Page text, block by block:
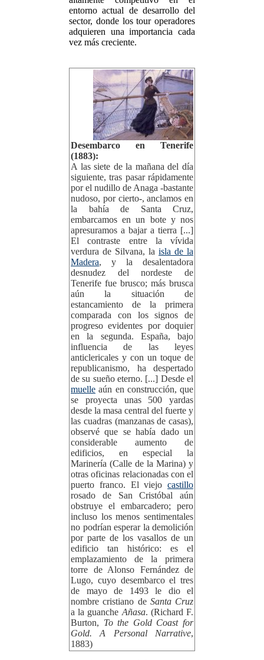
entorno actual de desarrollo del
sector, donde los tour operadores
adquieren una importancia cada
vez más creciente.
Desembarco en Tenerife
(1883):
A las siete de la mañana del día
siguiente, tras pasar rápidamente
por el nudillo de Anaga -bastante
nudoso, por cierto-, anclamos en
la bahía de Santa Cruz,
embarcamos en un bote y nos
apresuramos a bajar a tierra [...]
El contraste entre la vívida
verdura de Silvana, la isla de la
Madera, y la desalentadora
desnudez del nordeste de
Tenerife fue brusco; más brusca
aún la situación de
estancamiento de la primera
comparada con los signos de
progreso evidentes por doquier
en la segunda. España, bajo
influencia de las leyes
anticlericales y con un toque de
republicanismo, ha despertado
de su sueño eterno. [...] Desde el
muelle aún en construcción, que
se proyecta unas 500 yardas
desde la masa central del fuerte y
las cuadras (manzanas de casas),
observé que se había dado un
considerable aumento de
edificios, en especial la
Marinería (Calle de la Marina) y
otras oficinas relacionadas con el
puerto franco. El viejo castillo
rosado de San Cristóbal aún
obstruye el embarcadero; pero
incluso los menos sentimentales
no podrían esperar la demolición
por parte de los vasallos de un
edificio tan histórico: es el
emplazamiento de la primera
torre de Alonso Fernández de
Lugo, cuyo desembarco el tres
de mayo de 1493 le dio el
nombre cristiano de Santa Cruz
a la guanche Añasa. (Richard F.
Burton, To the Gold Coast for
Gold. A Personal Narrative,
1883)